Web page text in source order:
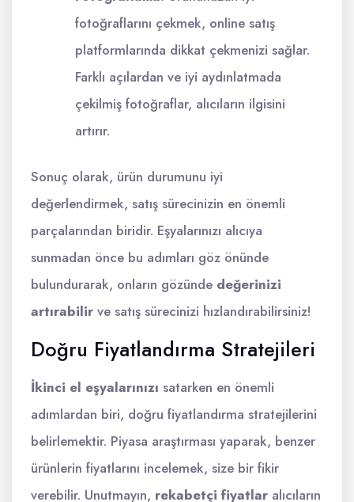
fotoğraflarını çekmek, online satış
platformlarında dikkat çekmenizi sağlar.
Farklı açılardan ve iyi aydınlatmada
çekilmiş fotoğraflar, alıcıların ilgisini
artırır.
Sonuç olarak, ürün durumunu iyi
değerlendirmek, satış sürecinizin en önemli
parçalarından biridir. Eşyalarınızı alıcıya
sunmadan önce bu adımları göz önünde
bulundurarak, onların gözünde değerinizi
artırabilir ve satış sürecinizi hızlandırabilirsiniz!
Doğru Fiyatlandırma Stratejileri
İkinci el eşyalarınızı satarken en önemli
adımlardan biri, doğru fiyatlandırma stratejilerini
belirlemektir. Piyasa araştırması yaparak, benzer
ürünlerin fiyatlarını incelemek, size bir fikir
verebilir. Unutmayın, rekabetçi fiyatlar alıcıların